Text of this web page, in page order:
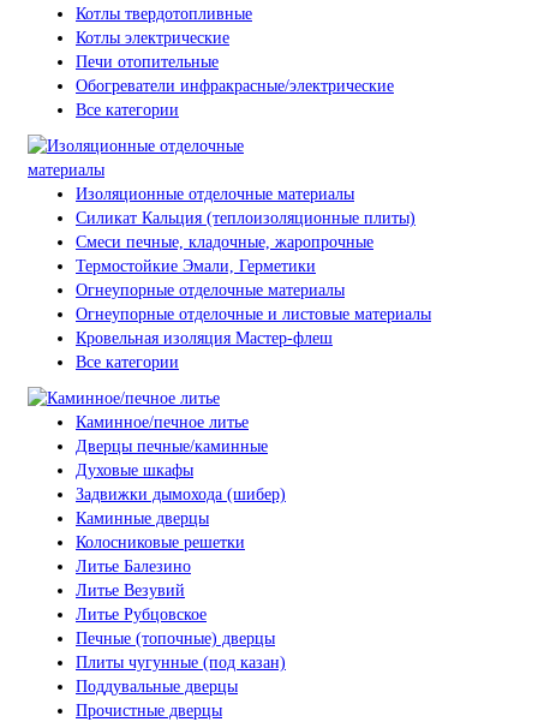
Котлы твердотопливные
Котлы электрические
Печи отопительные
Обогреватели инфракрасные/электрические
Все категории
Изоляционные отделочные материалы
Силикат Кальция (теплоизоляционные плиты)
Смеси печные, кладочные, жаропрочные
Термостойкие Эмали, Герметики
Огнеупорные отделочные материалы
Огнеупорные отделочные и листовые материалы
Кровельная изоляция Мастер-флеш
Все категории
Каминное/печное литье
Дверцы печные/каминные
Духовые шкафы
Задвижки дымохода (шибер)
Каминные дверцы
Колосниковые решетки
Литье Балезино
Литье Везувий
Литье Рубцовское
Печные (топочные) дверцы
Плиты чугунные (под казан)
Поддувальные дверцы
Прочистные дверцы